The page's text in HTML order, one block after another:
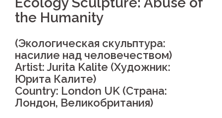
the Humanity
(Экологическая скульптура:
насилие над человечеством)
Artist: Jurita Kalite (Художник:
Юрита Калите)
Country: London UK (Страна:
Лондон, Великобритания)